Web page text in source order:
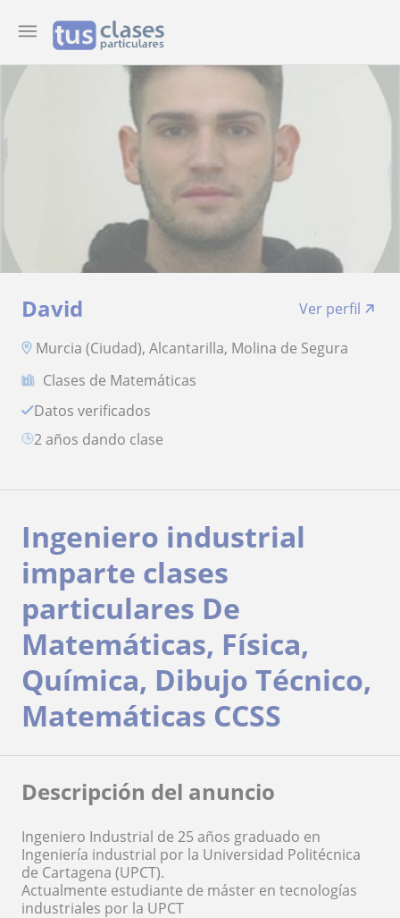
David
Ver perfil
Murcia (Ciudad), Alcantarilla, Molina de Segura
Clases de Matemáticas
Datos verificados
2 años dando clase
Ingeniero industrial
imparte clases
particulares De
Matemáticas, Física,
Química, Dibujo Técnico,
Matemáticas CCSS
Descripción del anuncio
Ingeniero Industrial de 25 años graduado en
Ingeniería industrial por la Universidad Politécnica
de Cartagena (UPCT).
Actualmente estudiante de máster en tecnologías
industriales por la UPCT